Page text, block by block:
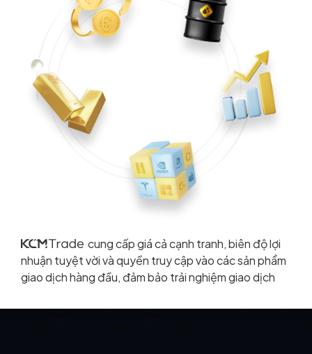
cung cấp giá cả cạnh tranh, biên độ lợi
nhuận tuyệt vời và quyền truy cập vào các sản phẩm
giao dịch hàng đầu, đảm bảo trải nghiệm giao dịch
Read More